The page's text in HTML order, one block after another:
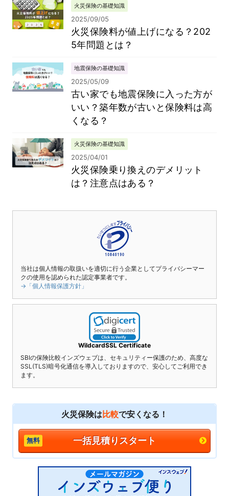
火災保険の基礎知識
2025/09/05
火災保険料が値上げになる？202
5年問題とは？
地震保険の基礎知識
2025/05/09
古い家でも地震保険に入った方が
いい？築年数が古いと保険料は高
くなる？
火災保険の基礎知識
2025/04/01
火災保険乗り換えのデメリット
は？注意点はある？
当社は個人情報の取扱いを適切に行う企業としてプライバシーマー
クの使用を認められた認定事業者です。
→「個人情報保護方針」
WildcardSSL Certificate
SBIの保険比較インズウェブは、セキュリティー保護のため、高度な
SSL(TLS)暗号化通信を導入しておりますので、安心してご利用でき
ます。
火災保険は比較で安くなる！
一括見積りスタート